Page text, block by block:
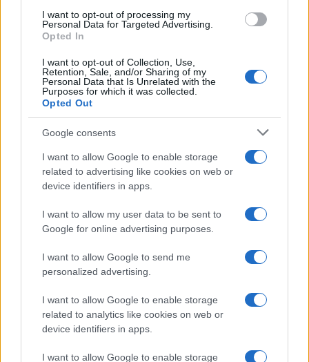
I want to opt-out of processing my
Personal Data for Targeted Advertising.
Opted In
I want to opt-out of Collection, Use,
Retention, Sale, and/or Sharing of my
Personal Data that Is Unrelated with the
Purposes for which it was collected.
Opted Out
Google consents
I want to allow Google to enable storage
related to advertising like cookies on web or
device identifiers in apps.
I want to allow my user data to be sent to
Google for online advertising purposes.
I want to allow Google to send me
personalized advertising.
I want to allow Google to enable storage
related to analytics like cookies on web or
device identifiers in apps.
I want to allow Google to enable storage
SALUTE
Scopri come funzionano le anticipazioni e il riscatto
del fondo pensione
SALUTE